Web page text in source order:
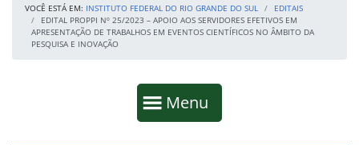
VOCÊ ESTÁ EM: INSTITUTO FEDERAL DO RIO GRANDE DO SUL
EDITAIS
EDITAL PROPPI Nº 25/2023 – APOIO AOS SERVIDORES EFETIVOS EM
APRESENTAÇÃO DE TRABALHOS EM EVENTOS CIENTÍFICOS NO ÂMBITO DA
PESQUISA E INOVAÇÃO
Mostrar
Menu